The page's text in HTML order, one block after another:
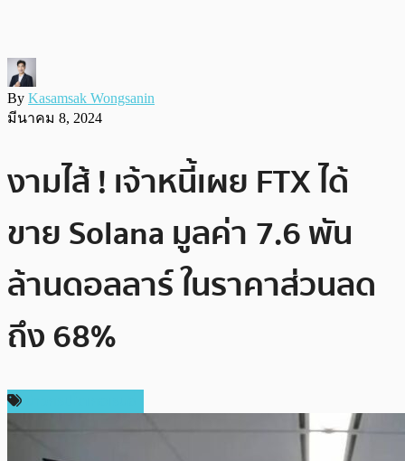
By Kasamsak Wongsanin
มีนาคม 8, 2024
งามไส้ ! เจ้าหนี้เผย FTX ได้
ขาย Solana มูลค่า 7.6 พัน
ล้านดอลลาร์ ในราคาส่วนลด
ถึง 68%